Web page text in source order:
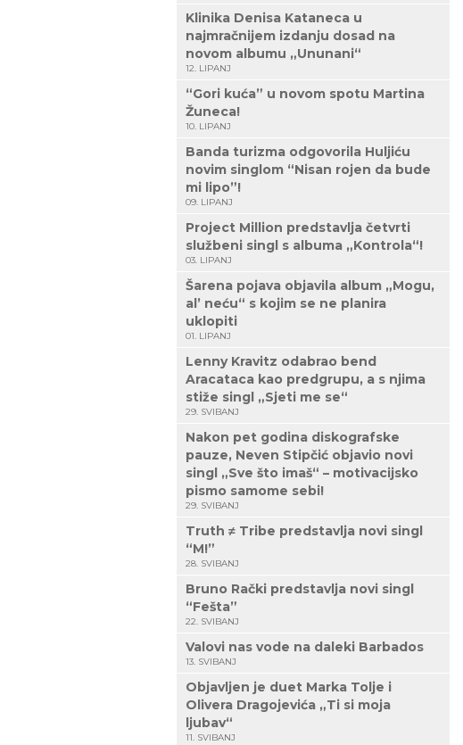
Klinika Denisa Kataneca u
najmračnijem izdanju dosad na
novom albumu „Ununani“
12. LIPANJ
“Gori kuća” u novom spotu Martina
Žuneca!
10. LIPANJ
Banda turizma odgovorila Huljiću
novim singlom “Nisan rojen da bude
mi lipo”!
09. LIPANJ
Project Million predstavlja četvrti
službeni singl s albuma „Kontrola“!
03. LIPANJ
Šarena pojava objavila album „Mogu,
al’ neću“ s kojim se ne planira
uklopiti
01. LIPANJ
Lenny Kravitz odabrao bend
Aracataca kao predgrupu, a s njima
stiže singl „Sjeti me se“
29. SVIBANJ
Nakon pet godina diskografske
pauze, Neven Stipčić objavio novi
singl „Sve što imaš“ – motivacijsko
pismo samome sebi!
29. SVIBANJ
Truth ≠ Tribe predstavlja novi singl
“M!”
28. SVIBANJ
Bruno Rački predstavlja novi singl
“Fešta”
22. SVIBANJ
Valovi nas vode na daleki Barbados
13. SVIBANJ
Objavljen je duet Marka Tolje i
Olivera Dragojevića „Ti si moja
ljubav“
11. SVIBANJ